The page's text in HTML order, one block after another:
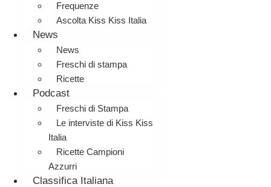
Frequenze
Ascolta Kiss Kiss Italia
News
News
Freschi di stampa
Ricette
Podcast
Freschi di Stampa
Le interviste di Kiss Kiss
Italia
Ricette Campioni
Azzurri
Classifica Italiana